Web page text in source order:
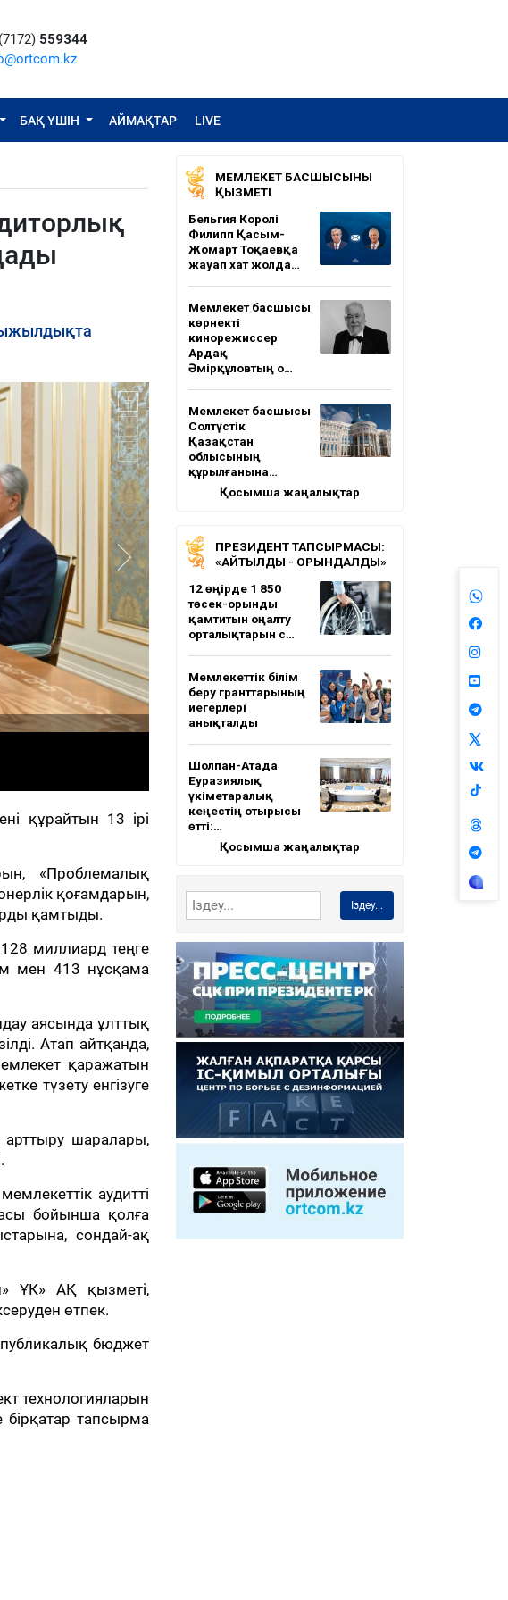
559344
БАҚ ҮШІН АЙМАҚТАР LIVE
құрайтын 13 ірі
«Проблемалық
қоғамдарын,
қамтыды.
миллиард теңге
мен 413 нұсқама
аясында ұлттық
Атап айтқанда,
қаражатын
түзету енгізуге
арттыру шаралары,
аудитті
бойынша қолға
сондай-ақ
ҰК» АҚ қызметі,
өтпек.
бюджет
технологияларын
бірқатар тапсырма
МЕМЛЕКЕТ БАСШЫСЫНЫҢ
ҚЫЗМЕТІ
Бельгия Королі
Филипп Қасым-
Жомарт Тоқаевқа
жауап хат жолда…
Мемлекет басшысы
көрнекті
кинорежиссер
Ардақ
Әмірқұловтың о…
Мемлекет басшысы
Солтүстік
Қазақстан
облысының
құрылғанына…
Қосымша жаңалықтар
ПРЕЗИДЕНТ ТАПСЫРМАСЫ:
«АЙТЫЛДЫ - ОРЫНДАЛДЫ»
12 өңірде 1 850
төсек-орынды
қамтитын оңалту
орталықтарын с…
Мемлекеттік білім
беру гранттарының
иегерлері
анықталды
Шолпан-Атада
Еуразиялық
үкіметаралық
кеңестің отырысы
өтті:…
Қосымша жаңалықтар
Іздеу...